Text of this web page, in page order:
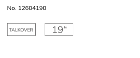
No. 12604190